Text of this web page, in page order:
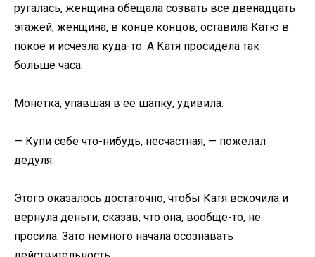
ругалась, женщина обещала созвать все двенадцать
этажей, женщина, в конце концов, оставила Катю в
покое и исчезла куда-то. А Катя просидела так
больше часа.
Монетка, упавшая в ее шапку, удивила.
— Купи себе что-нибудь, несчастная, — пожелал
дедуля.
Этого оказалось достаточно, чтобы Катя вскочила и
вернула деньги, сказав, что она, вообще-то, не
просила. Зато немного начала осознавать